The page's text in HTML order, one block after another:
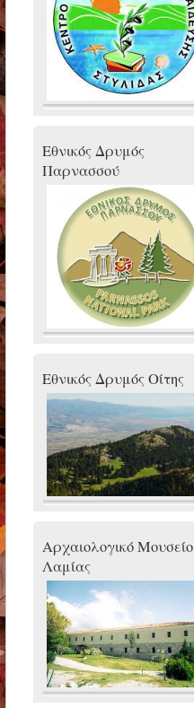
Εθνικός Δρυμός
Παρνασσού
Εθνικός Δρυμός Οίτης
Αρχαιολογικό Μουσείο
Λαμίας